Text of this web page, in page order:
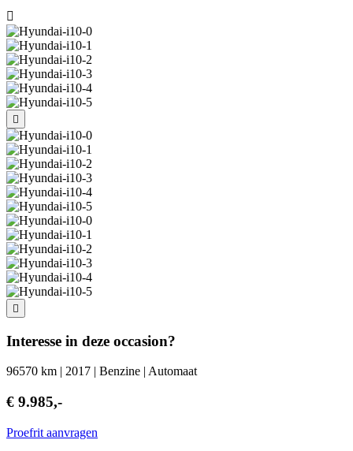
Interesse in deze occasion?
96570 km | 2017 | Benzine | Automaat
€ 9.985,-
Proefrit aanvragen